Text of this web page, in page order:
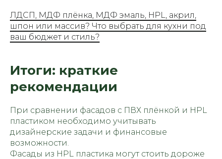
ЛДСП, МДФ плёнка, МДФ эмаль, HPL, акрил,
шпон или массив? Что выбрать для кухни под
ваш бюджет и стиль?
Итоги: краткие
рекомендации
При сравнении фасадов с ПВХ плёнкой и HPL
пластиком необходимо учитывать
дизайнерские задачи и финансовые
возможности.
Фасады из HPL пластика могут стоить дороже